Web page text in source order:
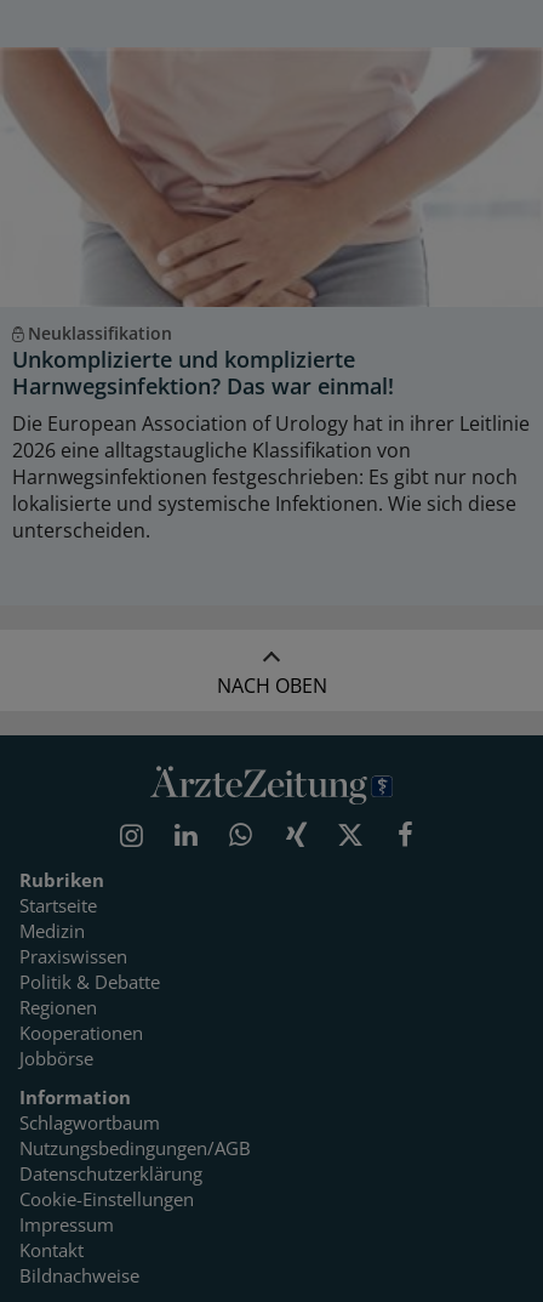
Neuklassifikation
Unkomplizierte und komplizierte
Harnwegsinfektion? Das war einmal!
Die European Association of Urology hat in ihrer Leitlinie
2026 eine alltagstaugliche Klassifikation von
Harnwegsinfektionen festgeschrieben: Es gibt nur noch
lokalisierte und systemische Infektionen. Wie sich diese
unterscheiden.
NACH OBEN
Rubriken
Startseite
Medizin
Praxiswissen
Politik & Debatte
Regionen
Kooperationen
Jobbörse
Information
Schlagwortbaum
Nutzungsbedingungen/AGB
Datenschutzerklärung
Cookie-Einstellungen
Impressum
Kontakt
Bildnachweise